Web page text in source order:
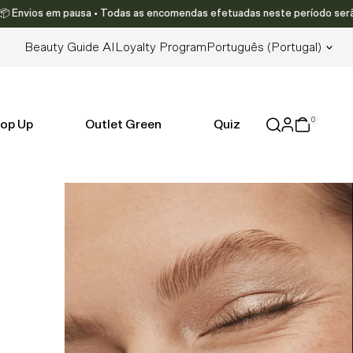
pausa • Todas as encomendas efetuadas neste período serão
Beauty Guide AI Loyalty ProgramPortuguês (portugal)
Up Outlet Green Quiz 0